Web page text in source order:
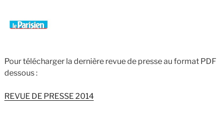
Pour télécharger la dernière revue de presse au format
dessous :
REVUE DE PRESSE 2014